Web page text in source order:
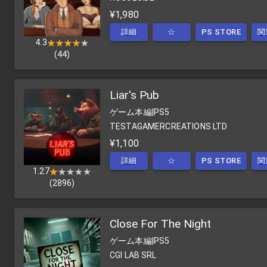
4.3★★★★★
★★★★★
(44)
¥1,980
詳細 ☆ PS STORE
1.27★★★★★
★★★★★
(2896)
Liar's Pub
ゲーム本編|PS5
TESTAGAMERCREATIONS LTD
¥1,100
詳細 ☆ PS STORE
Close For The Night
ゲーム本編|PS5
CGI LAB SRL